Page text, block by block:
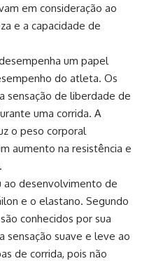
em consideração ao
e a capacidade de
um papel
do atleta. Os
sensação de liberdade de
uma corrida. A
o peso corporal
aumento na resistência e
ao desenvolvimento de
e o elastano. Segundo
conhecidos por sua
sensação suave e leve ao
de corrida, pois não